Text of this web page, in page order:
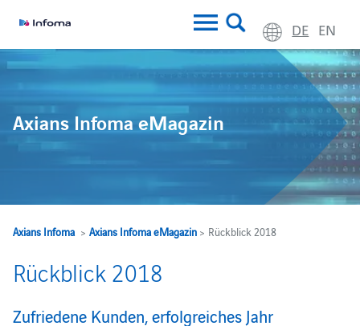
DE EN
Axians Infoma eMagazin
Axians Infoma> Axians Infoma eMagazin> Rückblick 2018
Rückblick 2018
Zufriedene Kunden, erfolgreiches Jahr